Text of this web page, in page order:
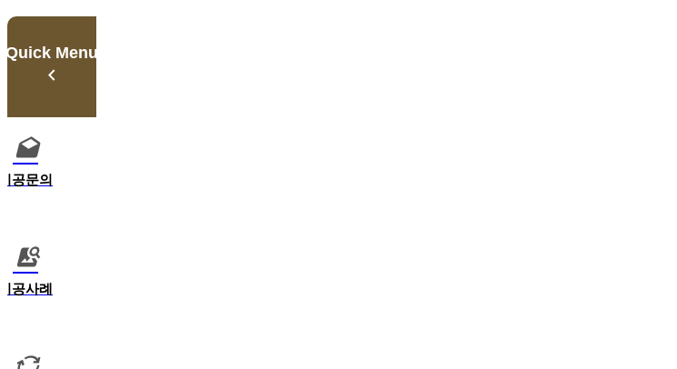
Quick Menu
공문의
공사례